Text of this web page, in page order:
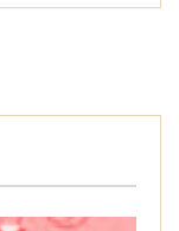
de la
los
no